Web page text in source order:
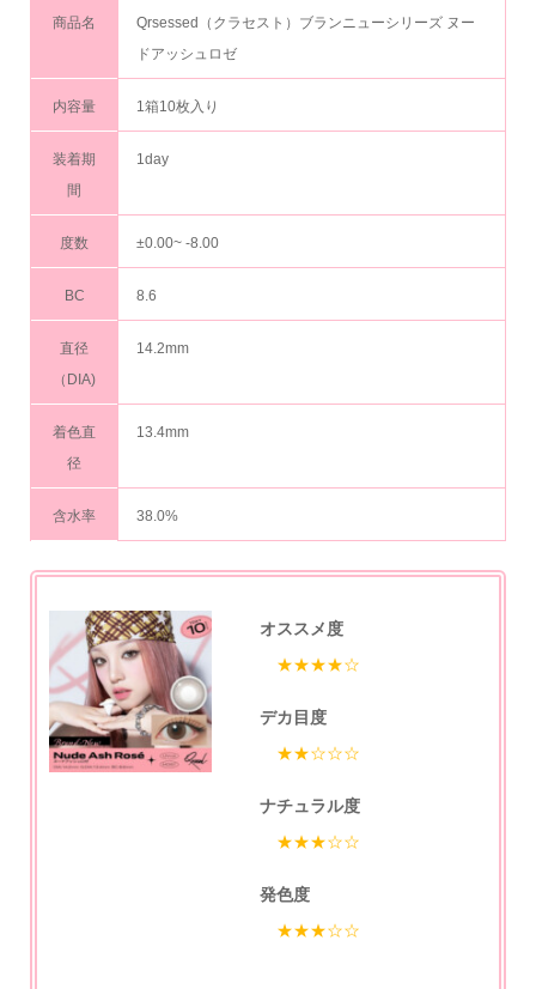
商品名
Qrsessed（クラセスト）ブランニューシリーズ ヌー
ドアッシュロゼ
内容量 1箱10枚入り
装着期
間
1day
度数 ±0.00~ -8.00
BC 8.6
直径
（DIA)
14.2mm
着色直
径
13.4mm
含水率 38.0%
オススメ度
★★★★☆
デカ目度
★★☆☆☆
ナチュラル度
★★★☆☆
発色度
★★★☆☆